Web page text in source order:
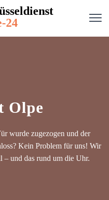
24
Olpe
wurde zugezogen und der
Kein Problem für uns! Wir
– und das rund um die Uhr.